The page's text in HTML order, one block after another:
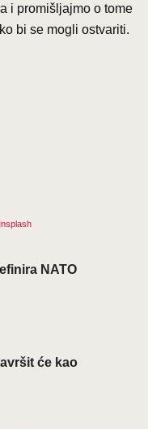
i promišljajmo o tome
bi se mogli ostvariti.
NATO
će kao